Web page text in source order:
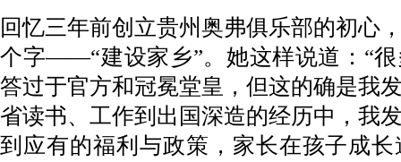
回忆三年前创立贵州奥弗俱乐部的初心
个字——“建设家乡”。她这样说道：“
答过于官方和冠冕堂皇，但这的确是我
省读书、工作到出国深造的经历中，我
到应有的福利与政策，家长在孩子成